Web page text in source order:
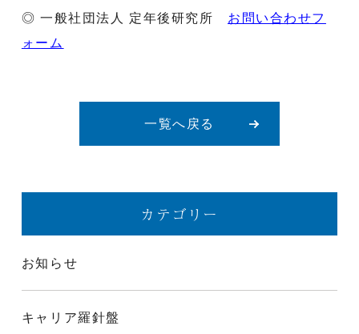
◎ 一般社団法人 定年後研究所 お問い合わせフ
ォーム
一覧へ戻る
カテゴリー
お知らせ
キャリア羅針盤